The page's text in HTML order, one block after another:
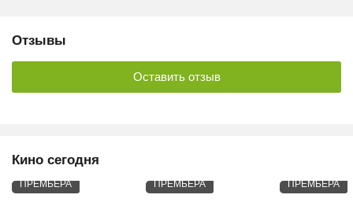
Отзывы
Оставить отзыв
Кино сегодня
ПРЕМЬЕРА ПРЕМЬЕРА ПРЕМЬЕРА